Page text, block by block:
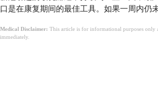
口是在康复期间的最佳工具。如果一周内仍
Medical Disclaimer: This article is for informational purposes only
immediately.